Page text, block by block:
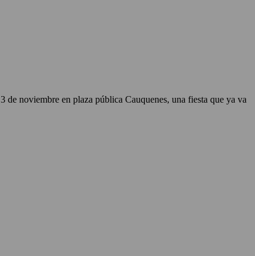
noviembre en plaza pública Cauquenes, una fiesta que ya va